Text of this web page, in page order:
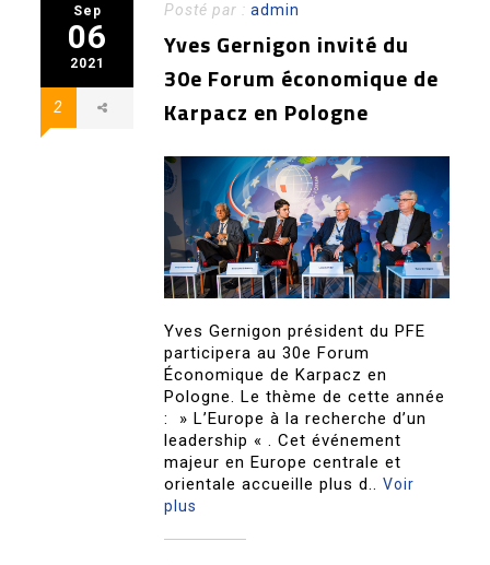
Sep
06
2021
2
Posté par :admin
Yves Gernigon invité du
30e Forum économique de
Karpacz en Pologne
Yves Gernigon président du PFE
participera au 30e Forum
Économique de Karpacz en
Pologne. Le thème de cette année
: » L’Europe à la recherche d’un
leadership « . Cet événement
majeur en Europe centrale et
orientale accueille plus d..Voir
plus